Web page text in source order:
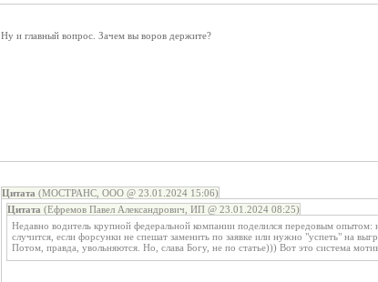
Ну и главный вопрос. Зачем вы воров держите?
Цитата (МОСТРАНС, ООО @ 23.01.2024 15:06)
Цитата (Ефремов Павел Александрович, ИП @ 23.01.2024 08:25)
Недавно водитель крупной федеральной компании поделился передовым
случится, если форсунки не спешат заменить по заявке или нужно "успеть" на
Потом, правда, увольняются. Но, слава Богу, не по статье))) Вот это система